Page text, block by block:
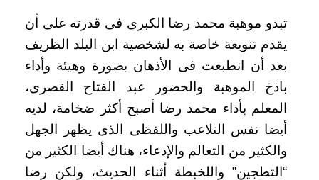
تبدو موهبة محمد رضا الكبرى فى قدرته على أن
يقدم تنويعة خاصة به لشخصية ابن البلد الظريف
بعد أن انطبعت فى الأذهان بصورة وهيئة وأداء
باذخ الموهبة والحضور عبد الفتاح القصرى،
المعلم بأداء محمد رضا أصبح أكثر ضخامة، لديه
أيضا نفس التلاعب واللفظى الذى يظهر الجهل
والكثير من التعالم والإدعاء، هناك أيضا الكثير من
“التطجين” واللخبطة أثناء الحديث، ولكن رضا